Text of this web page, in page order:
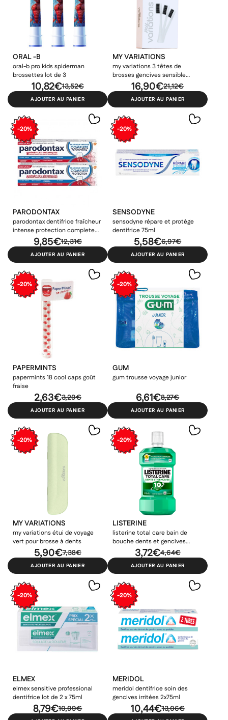
ORAL -B
oral-b pro kids spiderman
brossettes lot de 3
13,52€
10,82€
AJOUTER AU PANIER
MY VARIATIONS
my variations 3 têtes de
brosses gencives sensible
blanches
21,12€
16,90€
AJOUTER AU PANIER
-20%
PARODONTAX
parodontax dentifrice fraîcheur
intense protection complete
12,31€
9,85€
AJOUTER AU PANIER
-20%
SENSODYNE
sensodyne répare et protège
dentifrice 75ml
6,97€
5,58€
AJOUTER AU PANIER
-20%
PAPERMINTS
papermints 18 cool caps goût
fraise
3,29€
2,63€
AJOUTER AU PANIER
-20%
GUM
gum trousse voyage junior
8,27€
6,61€
AJOUTER AU PANIER
-20%
MY VARIATIONS
my variations étui de voyage
vert pour brosse à dents
7,38€
5,90€
AJOUTER AU PANIER
-20%
LISTERINE
listerine total care bain de
bouche dents et gencives
4,64€
3,72€
AJOUTER AU PANIER
-20%
ELMEX
elmex sensitive professional
dentifrice lot de 2 x 75ml
10,99€
8,79€
-20%
MERIDOL
meridol dentifrice soin des
gencives irritées 2x75ml
13,06€
10,44€